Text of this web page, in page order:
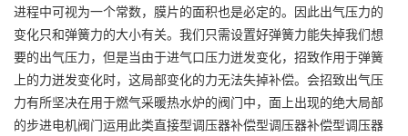
进程中可视为一个常数，膜片的面积也是必定的。因此出气压力的
变化只和弹簧力的大小有关。我们只需设置好弹簧力能失掉我们想
要的出气压力，但是当由于进气口压力迸发变化，招致作用于弹簧
上的力迸发变化时，这局部变化的力无法失掉补偿。会招致出气压
力有所坚决在用于燃气采暖热水炉的阀门中，面上出现的绝大局部
的步进电机阀门运用此类直接型调压器补偿型调压器补偿型调压器